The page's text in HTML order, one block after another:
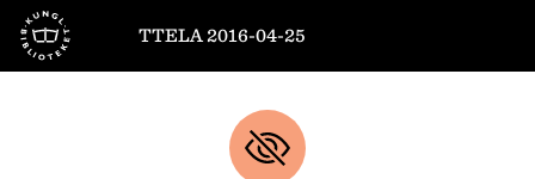
Till startsidan
TTELA 2016-04-25